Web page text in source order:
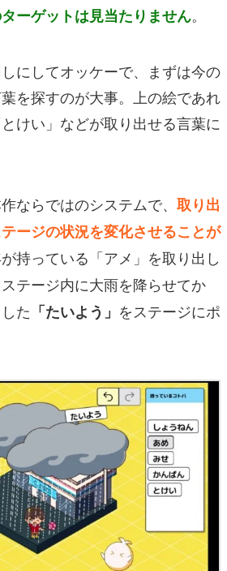
ーゲットは見当たりません。
にしてオッケーで、まずは今の
を探すのが大事。上の絵であれ
けい」などが取り出せる言葉に
ならではのシステムで、 取り出
ージの状況を変化させることが
持っている「アメ」を取り出し
テージ内に大雨を降らせてか
た 「たいよう」 をステージにポ